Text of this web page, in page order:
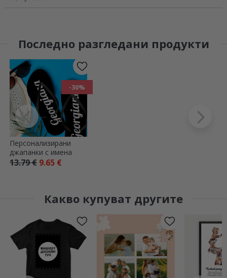
Последно разгледани продукти
-30%
Персонализирани
джапанки с имена
13.79 € 9.65 €
Какво купуват другите